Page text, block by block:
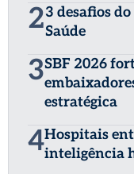
23 desafios
Saúde
3SBF 2026
estratégica
4Hospitais
inteligência